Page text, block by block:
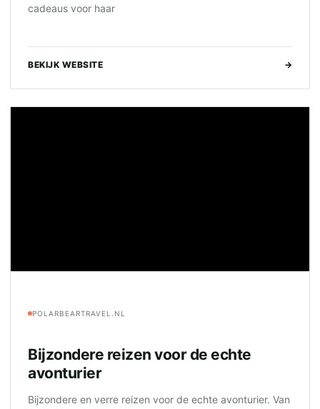
cadeaus voor haar
BEKIJK WEBSITE →
POLARBEARTRAVEL.NL
Bijzondere reizen voor de echte
avonturier
Bijzondere en verre reizen voor de echte avonturier. Van